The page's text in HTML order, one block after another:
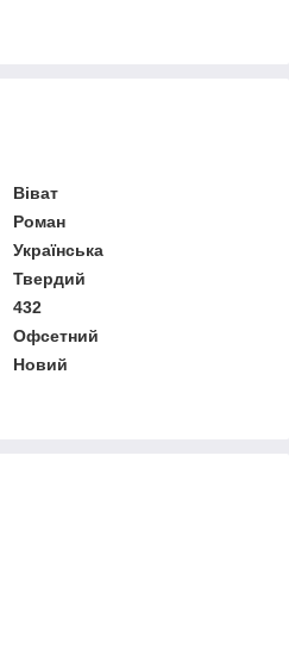
Віват
Роман
Українська
Твердий
432
Офсетний
Новий